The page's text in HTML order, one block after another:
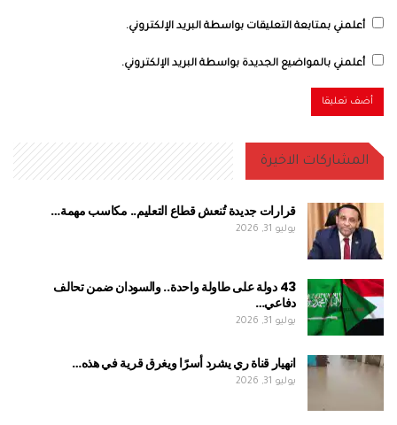
أعلمني بمتابعة التعليقات بواسطة البريد الإلكتروني.
أعلمني بالمواضيع الجديدة بواسطة البريد الإلكتروني.
المشاركات الاخيرة
قرارات جديدة تُنعش قطاع التعليم.. مكاسب مهمة…
يوليو 31, 2026
43 دولة على طاولة واحدة.. والسودان ضمن تحالف
دفاعي…
يوليو 31, 2026
انهيار قناة ري يشرد أسرًا ويغرق قرية في هذه…
يوليو 31, 2026